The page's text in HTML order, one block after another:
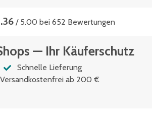
/ 5.00 bei 652 Bewertungen
— Ihr Käuferschutz
Schnelle Lieferung
Versandkostenfrei ab 200 €